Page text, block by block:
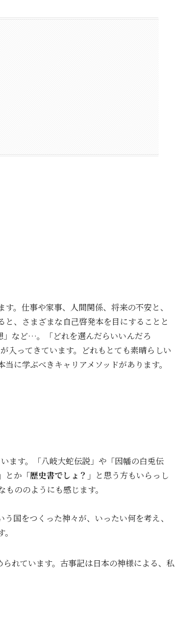
。仕事や家事、人間関係、将来の不安と、
、さまざまな自己啓発本を目にすることと
」など…。「どれを選んだらいいんだろ
入ってきています。どれもとても素晴らしい
に学ぶべきキャリアメソッドがあります。
ます。「八岐大蛇伝説」や「因幡の白兎伝
とか 「歴史書でしょ？」 と思う方もいらっし
ののようにも感じます。
う国をつくった神々が、いったい何を考え、
れています。 古事記は日本の神様による、私